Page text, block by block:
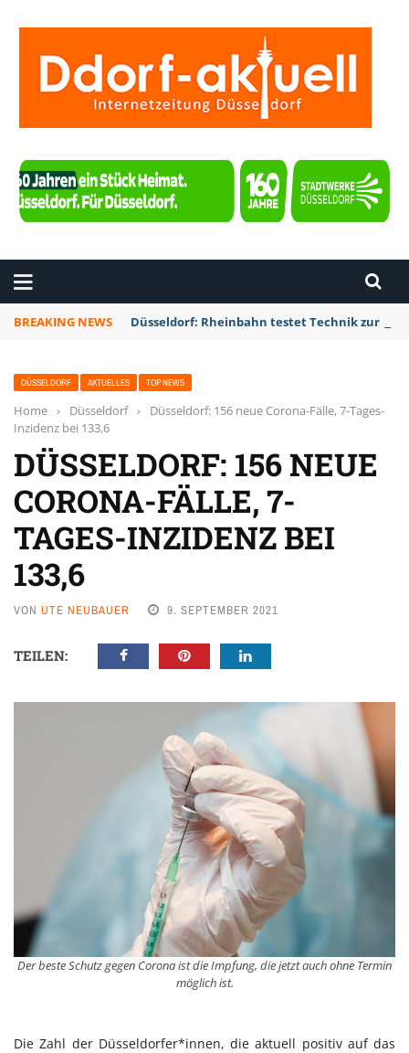
BREAKING NEWS Düsseldorf: Rheinbahn testet Technik zur
DÜSSELDORF AKTUELLES TOP NEWS
Home › Düsseldorf ›
Düsseldorf: 156 neue Corona-Fälle, 7-Tages-
Inzidenz bei 133,6
DÜSSELDORF: 156 NEUE
CORONA-FÄLLE, 7-
TAGES-INZIDENZ BEI
133,6
VON UTE NEUBAUER 9. SEPTEMBER 2021
TEILEN:
Der beste Schutz gegen Corona ist die Impfung, die jetzt auch ohne Termin
möglich ist.
Die Zahl der Düsseldorfer*innen, die aktuell positiv auf das